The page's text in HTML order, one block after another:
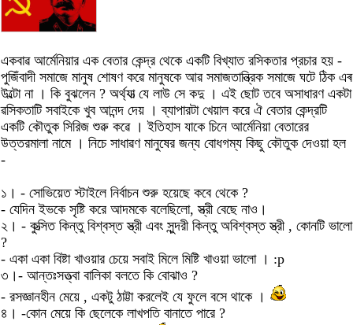
একবাৱ আর্মেনিয়ার এক বেতার কেন্দ্র থেকে একটি বিখ্যাত রসিকতার প্রচার হয় -
পুজিঁবাদী সমাজে মানুষ শোষণ কৱে মানুষকে আৱ সমাজতান্ত্রিক সমাজে ঘটে ঠিক এৰ
উল্টো না । কি বুঝলেন ? অর্থ্যাত্‍ যে লাউ সে কদু । এই ছোট তবে অসাধারণ একটা
ৱসিকতাটি সবাইকে খুব আনন্দ দেয় । ব্যাপারটা খেয়াল করে ঐ বেতার কেন্দ্রটি
একটি কৌতুক সিরিজ শুৱু কৱে । ইতিহাস যাকে চিনে আর্মেনিয়া বেতারের
উত্তরমালা নামে । নিচে সাধাৱণ মানুষের জন্য বোধগম্য কিছু কৌতুক দেওয়া হল
-
১। - সোভিয়েত স্টাইলে নির্বাচন শুরু হয়েছে কবে থেকে ?
- যেদিন ইভকে সৃষ্টি করে আদমকে বলেছিলো, স্ত্রী বেছে নাও।
২। - কুত্সিত কিন্তু বিশ্বস্ত স্ত্রী এবং সুন্দরী কিন্তু অবিশ্বস্ত স্ত্রী , কোনটি ভালো
?
- একা একা বিষ্টা খাওয়ার চেয়ে সবাই মিলে মিষ্টি খাওয়া ভালো । :p
৩।- আন্তঃসত্ত্বা বালিকা বলতে কি বোঝাও ?
- রসজ্ঞানহীন মেয়ে , একটু ঠাট্টা করলেই যে ফুলে বসে থাকে ।
৪। -কোন মেয়ে কি ছেলেকে লাখপতি বানাতে পারে ?